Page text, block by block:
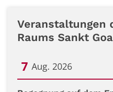
Veranstaltungen
Raums Sankt
7 Aug. 2026
Datum: 7. August 2026